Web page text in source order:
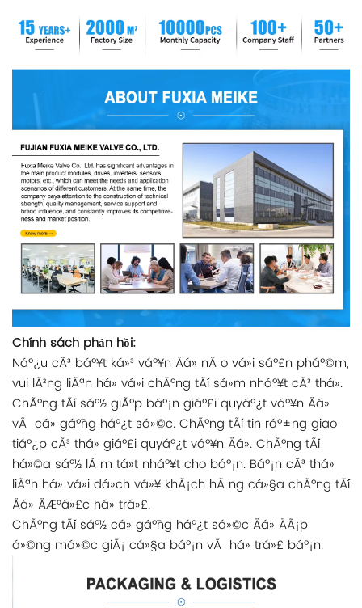
Chính sách phản hồi:
Náº¿u cÃ³ báº¥t ká»³ váº¥n Äá» nÃ o vá»i sáº£n pháº©m,
vui lÃ²ng liÃªn há» vá»i chÃºng tÃ´i sá»m nháº¥t cÃ³ thá».
ChÃºng tÃ´i sáº½ giÃºp báº¡n giáº£i quyáº¿t váº¥n Äá»
vÃ cá» gáº¯ng háº¿t sá»©c. ChÃºng tÃ´i tin ráº±ng giao
tiáº¿p cÃ³ thá» giáº£i quyáº¿t váº¥n Äá». ChÃºng tÃ´i
há»©a sáº½ lÃ m tá»t nháº¥t cho báº¡n. Báº¡n cÃ³ thá»
liÃªn há» vá»i dá»ch vá»¥ khÃ¡ch hÃ ng cá»§a chÃºng tÃ´i
Äá» ÄÆ°á»£c há» trá»£.
ChÃºng tÃ´i sáº½ cá» gáº¯ng háº¿t sá»©c Äá» ÄÃ¡p
á»©ng má»©c giÃ¡ cá»§a báº¡n vÃ há» trá»£ báº¡n.